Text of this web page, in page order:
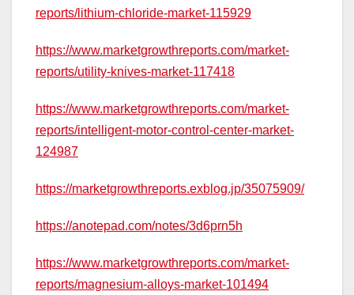
reports/lithium-chloride-market-115929
https://www.marketgrowthreports.com/market-
reports/utility-knives-market-117418
https://www.marketgrowthreports.com/market-
reports/intelligent-motor-control-center-market-
124987
https://marketgrowthreports.exblog.jp/35075909/
https://anotepad.com/notes/3d6prn5h
https://www.marketgrowthreports.com/market-
reports/magnesium-alloys-market-101494